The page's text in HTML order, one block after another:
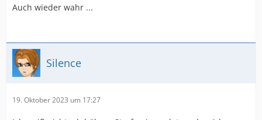
Auch wieder wahr ...
Silence
19. Oktober 2023 um 17:27